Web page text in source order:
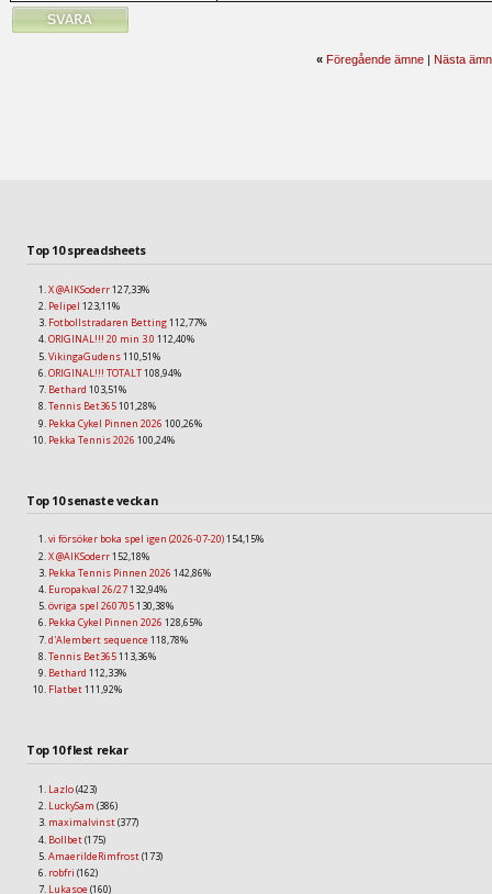
« Föregående ämne| Nästa
Top 10 spreadsheets
X @AIKSoderr127,33%
Pelipel 123,11%
Fotbollstradaren Betting112,77%
ORIGINAL!!! 20 min 3.0 112,40%
VikingaGudens110,51%
ORIGINAL!!! TOTALT108,94%
Bethard 103,51%
Tennis Bet365101,28%
Pekka Cykel Pinnen 2026 100,26%
Pekka Tennis 2026 100,24%
Top 10 senaste veckan
vi försöker boka spel igen (2026-07-20)154,15%
X @AIKSoderr152,18%
Pekka Tennis Pinnen 2026 142,86%
Europakval 26/27132,94%
övriga spel 260705130,38%
Pekka Cykel Pinnen 2026 128,65%
d'Alembert sequence118,78%
Tennis Bet365113,36%
Bethard 112,33%
Flatbet111,92%
Top 10 flest rekar
Lazlo(423)
LuckySam (386)
maximalvinst(377)
Bollbet(175)
AmaerildeRimfrost(173)
robfri (162)
Lukasoe (160)